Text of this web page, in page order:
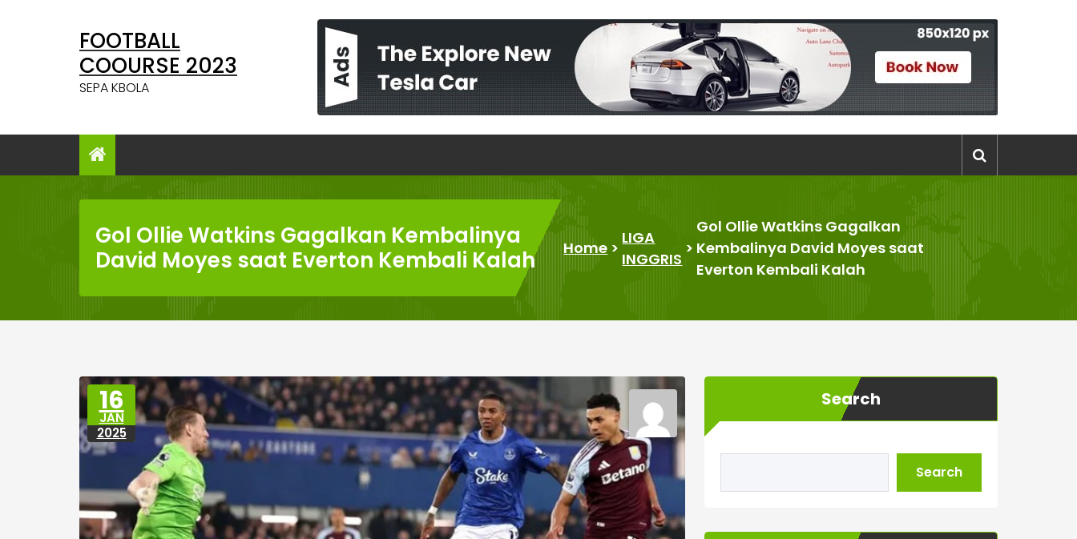
FOOTBALL
COOURSE 2023
SEPA KBOLA
Gol Ollie Watkins Gagalkan Kembalinya
David Moyes saat Everton Kembali Kalah
Home >
LIGA
INGGRIS
>
Gol Ollie Watkins Gagalkan
Kembalinya David Moyes saat
Everton Kembali Kalah
16
JAN
2025
Search
Search